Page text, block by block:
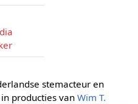
stemacteur en
producties van Wim T.